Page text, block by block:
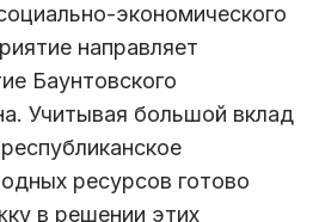
экономического
направляет
Баунтовского
Учитывая большой вклад
ресурсов готово
в решении этих